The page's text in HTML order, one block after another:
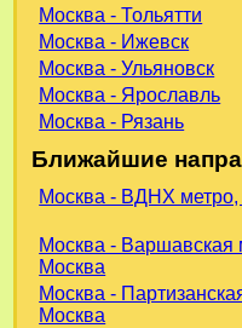
Москва - Тольятти
Москва - Ижевск
Москва - Ульяновск
Москва - Ярославль
Москва - Рязань
Ближайшие
Москва - ВДНХ метро,
Москва - Варшавская
Москва
Москва -
Москва